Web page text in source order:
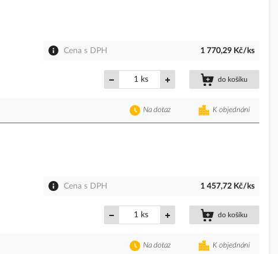
Cena s DPH 1 770,29 Kč/ks
ks do košíku
K objednání
Na dotaz
Cena s DPH 1 457,72 Kč/ks
ks do košíku
K objednání
Na dotaz